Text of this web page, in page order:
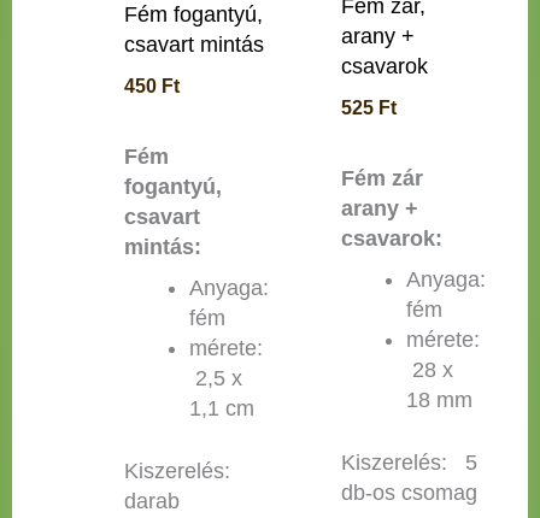
Fém fogantyú,
csavart mintás
450 Ft
Fém
fogantyú,
csavart
mintás:
Anyaga:
fém
mérete:
2,5 x
1,1 cm
Kiszerelés:
darab
Fém zár,
arany +
csavarok
525 Ft
Fém zár
arany +
csavarok:
Anyaga:
fém
mérete:
28 x
18 mm
Kiszerelés: 5
db-os csomag